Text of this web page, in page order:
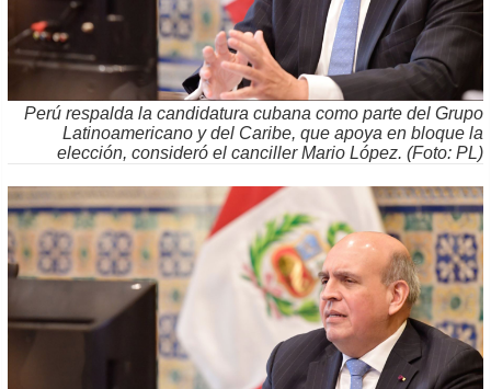
Perú respalda la candidatura cubana como parte del Grupo
Latinoamericano y del Caribe, que apoya en bloque la
elección, consideró el canciller Mario López. (Foto: PL)